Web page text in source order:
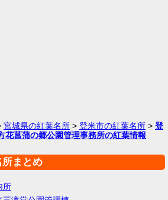
宮城県の紅葉名所 > 登米市の紅葉名所 > 登
菖蒲の郷公園管理事務所の紅葉情報
まとめ
所